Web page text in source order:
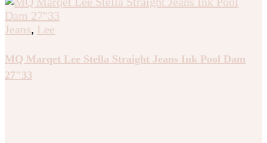
Jeans, Lee
MQ Marqet Lee Stella Straight Jeans Ink Pool Dam
27″33